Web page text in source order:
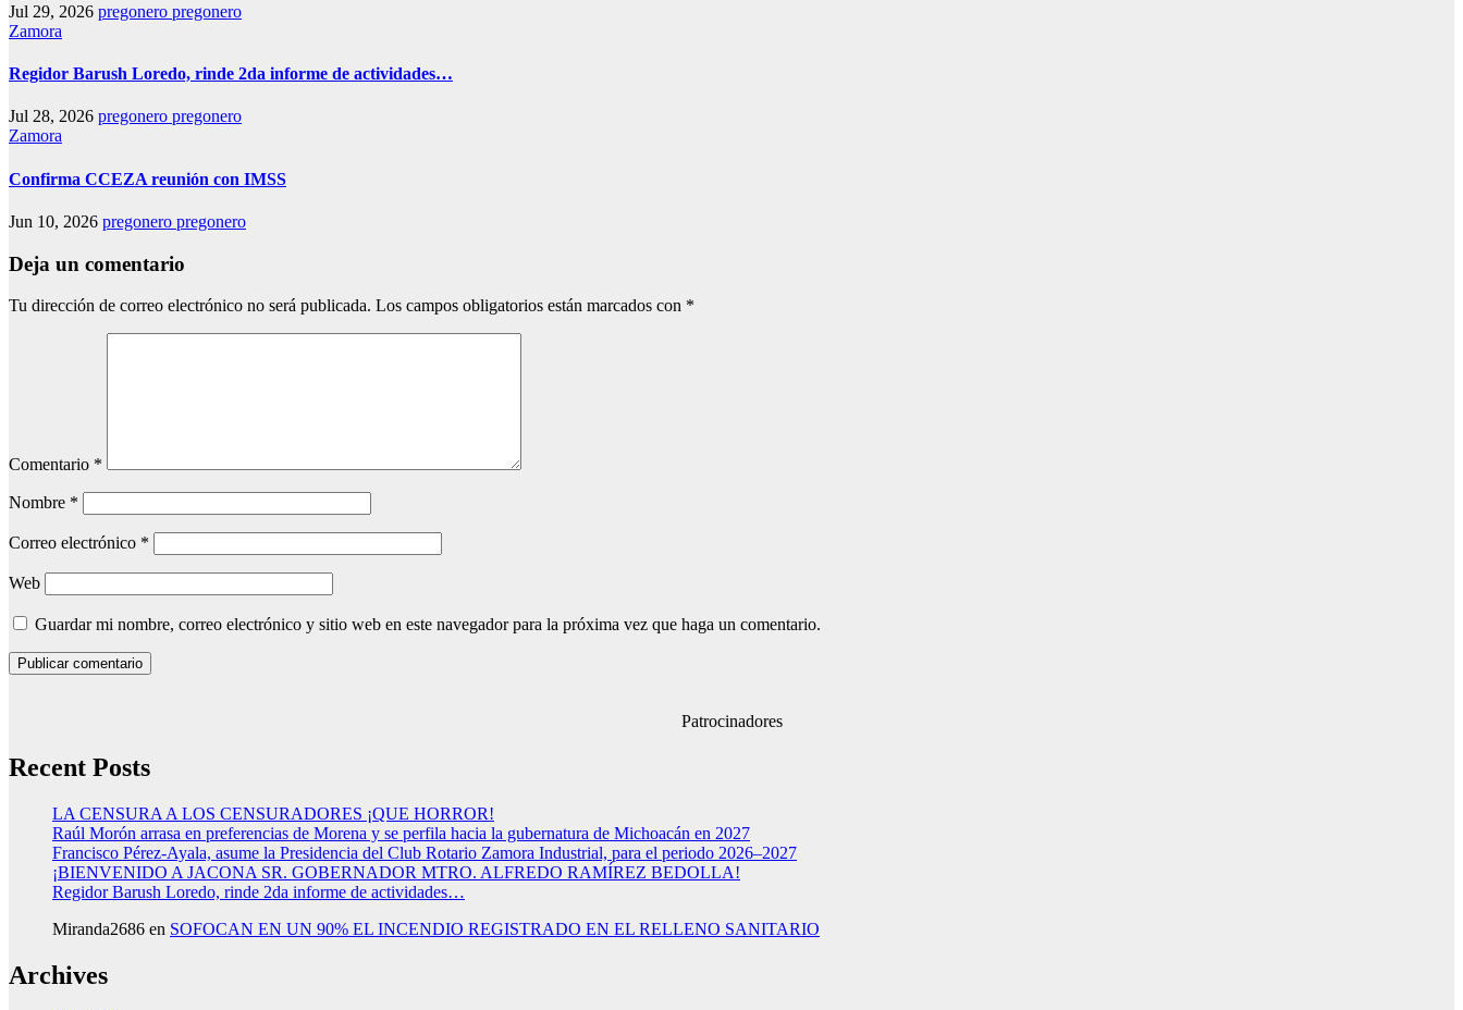
Jul 29, 2026 pregonero pregonero
Zamora
Regidor Barush Loredo, rinde 2da informe de actividades…
Jul 28, 2026 pregonero pregonero
Zamora
Confirma CCEZA reunión con IMSS
Jun 10, 2026 pregonero pregonero
Deja un comentario
Tu dirección de correo electrónico no será publicada. Los campos obligatorios están marcados con *
Comentario *
Nombre *
Correo electrónico *
Web
Guardar mi nombre, correo electrónico y sitio web en este navegador para la próxima vez que haga un comentario.
Patrocinadores
Recent Posts
LA CENSURA A LOS CENSURADORES ¡QUE HORROR!
Raúl Morón arrasa en preferencias de Morena y se perfila hacia la gubernatura de Michoacán en 2027
Francisco Pérez-Ayala, asume la Presidencia del Club Rotario Zamora Industrial, para el periodo 2026–2027
¡BIENVENIDO A JACONA SR. GOBERNADOR MTRO. ALFREDO RAMÍREZ BEDOLLA!
Regidor Barush Loredo, rinde 2da informe de actividades…
Miranda2686 en SOFOCAN EN UN 90% EL INCENDIO REGISTRADO EN EL RELLENO SANITARIO
Archives